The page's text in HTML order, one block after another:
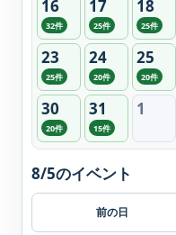
16
32件
17
25件
18
25件
23
25件
24
20件
25
20件
30
20件
31
15件
1
前の日
8/5のイベント